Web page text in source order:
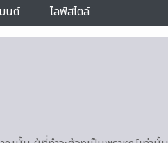
นต์ ไลฟ์สไตล์